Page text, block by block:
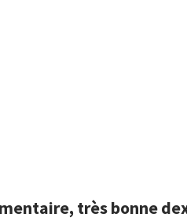
très bonne